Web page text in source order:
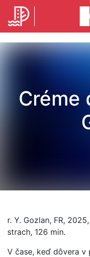
Créme
r. Y. Gozlan, FR,
strach, 126 min.
V čase, keď dôvera v